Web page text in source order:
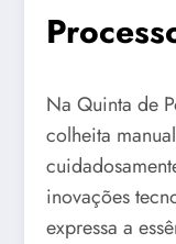
Na Quinta de
colheita
inovações
expressa a